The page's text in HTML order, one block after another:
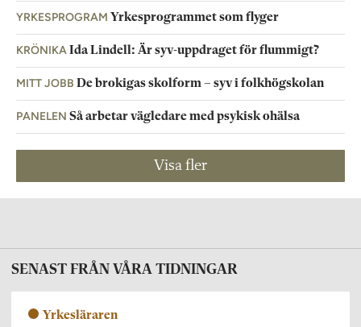
YRKESPROGRAM Yrkesprogrammet som flyger
KRÖNIKA Ida Lindell: Är syv-uppdraget för flummigt?
MITT JOBB De brokigas skolform – syv i folkhögskolan
PANELEN Så arbetar vägledare med psykisk ohälsa
Visa fler
SENAST FRÅN VÅRA TIDNINGAR
Yrkesläraren